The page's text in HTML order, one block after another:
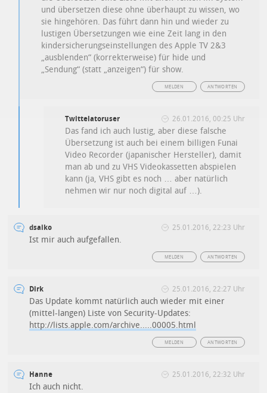
und übersetzen diese ohne überhaupt zu wissen, wo
sie hingehören. Das führt dann hin und wieder zu
lustigen Übersetzungen wie eine Zeit lang in den
kindersicherungseinstellungen des Apple TV 2&3
„ausblenden“ (korrekterweise) für hide und
„Sendung“ (statt „anzeigen“) für show.
ANTWORTEN
MELDEN
Twittelatoruser 26.01.2016, 00:25 Uhr
Das fand ich auch lustig, aber diese falsche
Übersetzung ist auch bei einem billigen Funai
Video Recorder (japanischer Hersteller), damit
man ab und zu VHS Videokassetten abspielen
kann (ja, VHS gibt es noch … aber natürlich
nehmen wir nur noch digital auf …).
dsaiko 25.01.2016, 22:23 Uhr
Ist mir auch aufgefallen.
ANTWORTEN
MELDEN
Dirk 25.01.2016, 22:27 Uhr
Das Update kommt natürlich auch wieder mit einer
(mittel-langen) Liste von Security-Updates:
http://lists.apple.com/archive.....00005.html
ANTWORTEN
MELDEN
Hanne 25.01.2016, 22:32 Uhr
Ich auch nicht.